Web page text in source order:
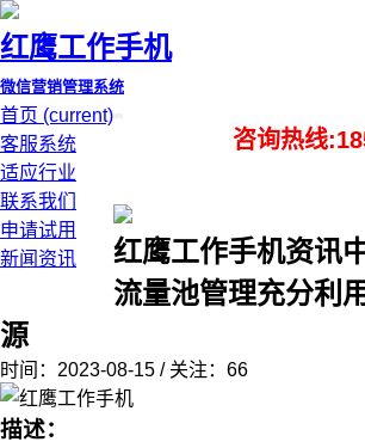
红鹰工作手机
微信营销管理系统
首页 (current)
客服系统
适应行业
联系我们
申请试用
新闻资讯
咨询热线
红鹰工作手机资讯
流量池管理充分利
源
时间：2023-08-15 / 关注：66
描述：